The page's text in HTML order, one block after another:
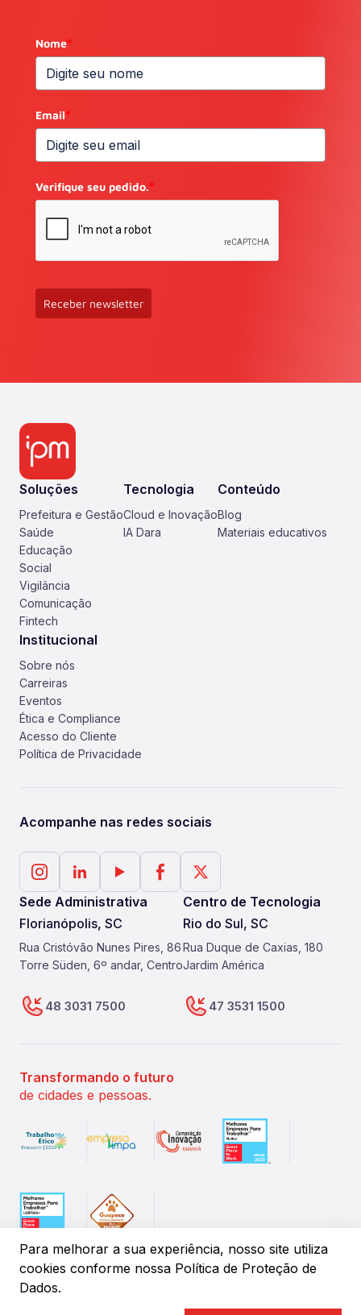
Para melhorar a sua experiência, nosso site utiliza
cookies conforme nossa Política de Proteção de
Dados.
Nome*
Email*
Verifique seu pedido.*
Receber newsletter
Soluções
Prefeitura e Gestão
Saúde
Educação
Social
Vigilância
Comunicação
Fintech
Tecnologia
Cloud e Inovação
IA Dara
Conteúdo
Blog
Materiais educativos
Institucional
Sobre nós
Carreiras
Eventos
Ética e Compliance
Acesso do Cliente
Política de Privacidade
Acompanhe nas redes sociais
Sede Administrativa
Florianópolis, SC
Rua Cristóvão Nunes Pires, 86
Torre Süden, 6º andar, Centro
48 3031 7500
Centro de Tecnologia
Rio do Sul, SC
Rua Duque de Caxias, 180
Jardim América
47 3531 1500
Transformando o futuro
de cidades e pessoas.
IPM Sistemas de Gestão Pública. Todos os direitos